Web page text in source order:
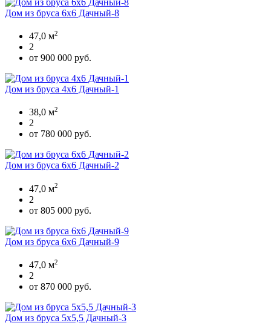
Дом из бруса 6х6 Дачный-8
47,0 м2
2
от 900 000 руб.
Дом из бруса 4х6 Дачный-1
38,0 м2
2
от 780 000 руб.
Дом из бруса 6х6 Дачный-2
47,0 м2
2
от 805 000 руб.
Дом из бруса 6х6 Дачный-9
47,0 м2
2
от 870 000 руб.
Дом из бруса 5х5,5 Дачный-3